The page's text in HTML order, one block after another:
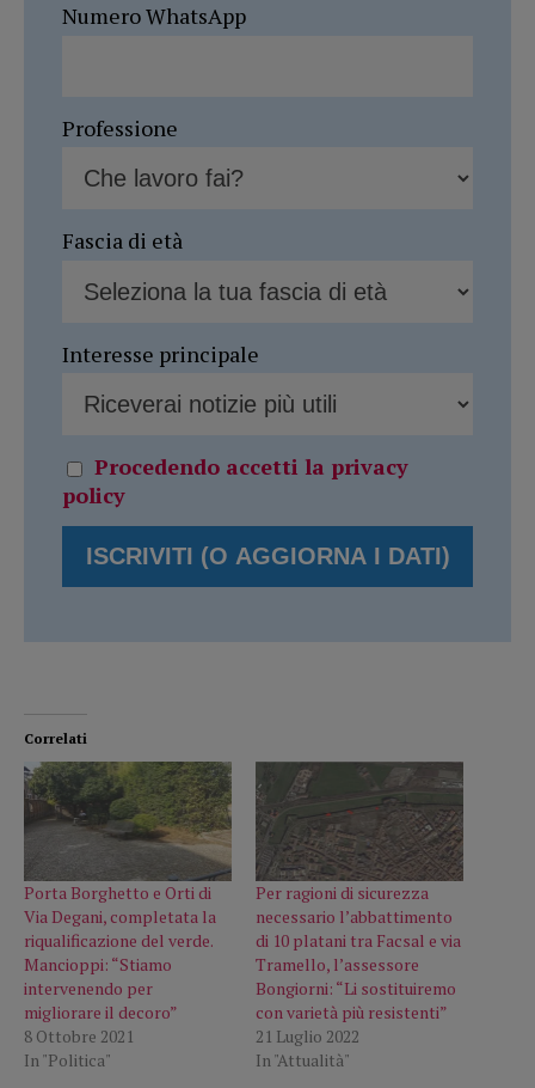
Numero WhatsApp
Professione
Fascia di età
Interesse principale
Procedendo accetti la privacy
policy
Correlati
Porta Borghetto e Orti di
Via Degani, completata la
riqualificazione del verde.
Mancioppi: “Stiamo
intervenendo per
migliorare il decoro”
8 Ottobre 2021
In "Politica"
Per ragioni di sicurezza
necessario l’abbattimento
di 10 platani tra Facsal e via
Tramello, l’assessore
Bongiorni: “Li sostituiremo
con varietà più resistenti”
21 Luglio 2022
In "Attualità"